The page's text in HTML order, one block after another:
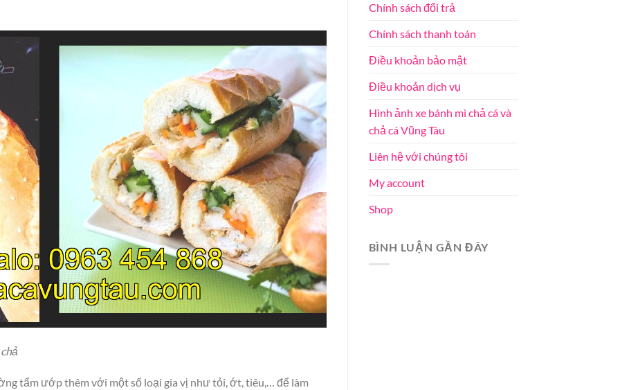
tẩm ướp thêm với một số loại gia vị như tỏi, ớt, tiêu,… để làm
Chính sách đổi trả
Chính sách thanh toán
Điều khoản bảo mật
Điều khoản dịch vụ
Hình ảnh xe bánh mì chả cá và
chả cá Vũng Tàu
Liên hệ với chúng tôi
My account
Shop
BÌNH LUẬN GẦN ĐÂY